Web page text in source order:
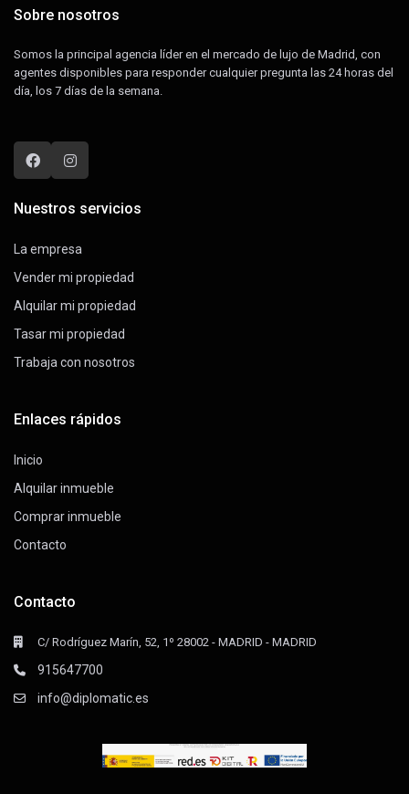
Sobre nosotros
Somos la principal agencia líder en el mercado de lujo de Madrid, con
agentes disponibles para responder cualquier pregunta las 24 horas del
día, los 7 días de la semana.
Nuestros servicios
La empresa
Vender mi propiedad
Alquilar mi propiedad
Tasar mi propiedad
Trabaja con nosotros
Enlaces rápidos
Inicio
Alquilar inmueble
Comprar inmueble
Contacto
Contacto
C/ Rodríguez Marín, 52, 1º 28002 - MADRID - MADRID
915647700
info@diplomatic.es